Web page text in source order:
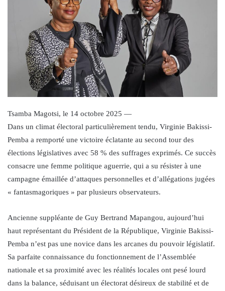
Tsamba Magotsi, le 14 octobre 2025 —
Dans un climat électoral particulièrement tendu, Virginie Bakissi-
Pemba a remporté une victoire éclatante au second tour des
élections législatives avec 58 % des suffrages exprimés. Ce succès
consacre une femme politique aguerrie, qui a su résister à une
campagne émaillée d’attaques personnelles et d’allégations jugées
« fantasmagoriques » par plusieurs observateurs.
Ancienne suppléante de Guy Bertrand Mapangou, aujourd’hui
haut représentant du Président de la République, Virginie Bakissi-
Pemba n’est pas une novice dans les arcanes du pouvoir législatif.
Sa parfaite connaissance du fonctionnement de l’Assemblée
nationale et sa proximité avec les réalités locales ont pesé lourd
dans la balance, séduisant un électorat désireux de stabilité et de